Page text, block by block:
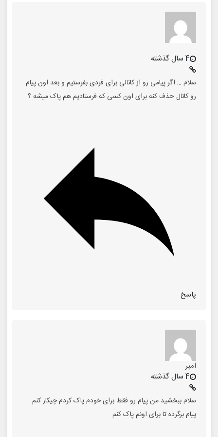
...
4 سال گذشته
سلام … اگر پیامی رو از کانالی برای فردی بفرستیم و بعد اون پیام
رو کانال حذف کنه برای اون کسی که فرستادیم هم پاک میشه ؟
پاسخ
امیر
4 سال گذشته
سلام ببخشید من پیام رو فقط برای خودم پاک کردم چیکار کنم
پیام برگرده تا برای اونم پاک کنم